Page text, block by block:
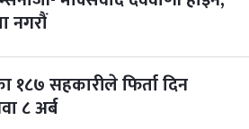
2027
2027
७ महिना बाँकी
नगरौं
१८७ सहकारीले फिर्ता दिन
८ अर्ब